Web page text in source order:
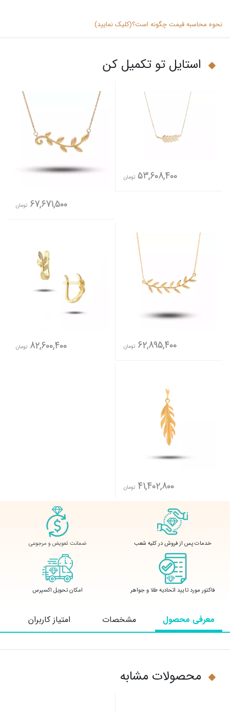
نحوه محاسبه قیمت چگونه است؟(کلیک نمایید)
استایل تو تکمیل کن
53,608,400 تومان
67,671,500 تومان
62,895,400 تومان 82,600,400 تومان
41,402,800 تومان
خدمات پس از فروش در کلیه شعب ضمانت تعویض و مرجوعی
فاکتور مورد تایید اتحادیه طلا و جواهر امکان تحویل اکسپرس
معرفی محصول مشخصات امتیاز کاربران
محصولات مشابه